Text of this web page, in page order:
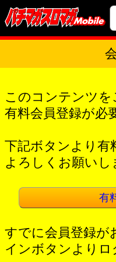
このコンテンツを
有料会員登録が必
下記ボタンより有
よろしくお願いし
有
すでに会員登録が
インボタンよりロ